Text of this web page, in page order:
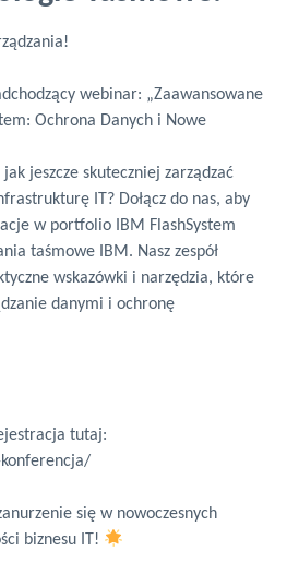
webinar: „Zaawansowane
Ochrona Danych i Nowe
jeszcze skuteczniej zarządzać
IT? Dołącz do nas, aby
w portfolio IBM FlashSystem
taśmowe IBM. Nasz zespół
wskazówki i narzędzia, które
danymi i ochronę
tutaj:
się w nowoczesnych
biznesu IT!